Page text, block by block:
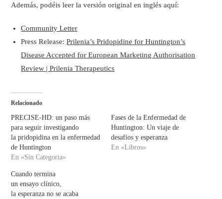
Además, podéis leer la versión original en inglés aquí:
Community Letter
Press Release:Prilenia’s Pridopidine for Huntington’s
Disease Accepted for European Marketing Authorisation
Review | Prilenia Therapeutics
Relacionado
PRECISE-HD: un paso más
para seguir investigando
la pridopidina en la enfermedad
de Huntington
En «Sin Categoria»
Fases de la Enfermedad de
Huntington: Un viaje de
desafíos y esperanza
En «Libros»
Cuando termina
un ensayo clínico,
la esperanza no se acaba